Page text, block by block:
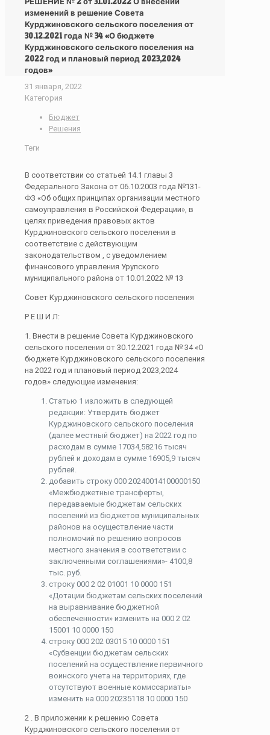
изменений в решение Совета
Курджиновского сельского поселения от
30.12.2021 года № 34 «О бюджете
Курджиновского сельского поселения на
2022 год и плановый период 2023,2024
годов»
31 января, 2022
Категория
Бюджет
Решения
Теги
В соответствии со статьей 14.1 главы 3
Федерального Закона от 06.10.2003 года №131-
ФЗ «Об общих принципах организации местного
самоуправления в Российской Федерации», в
целях приведения правовых актов
Курджиновского сельского поселения в
соответствие с действующим
законодательством , с уведомлением
финансового управления Урупского
муниципального района от 10.01.2022 № 13
Совет Курджиновского сельского поселения
Р Е Ш И Л:
1. Внести в решение Совета Курджиновского
сельского поселения от 30.12.2021 года № 34 «О
бюджете Курджиновского сельского поселения
на 2022 год и плановый период 2023,2024
годов» следующие изменения:
Статью 1 изложить в следующей
редакции: Утвердить бюджет
Курджиновского сельского поселения
(далее местный бюджет) на 2022 год по
расходам в сумме 17034,58216 тысяч
рублей и доходам в сумме 16905,9 тысяч
рублей.
добавить строку 000 20240014100000150
«Межбюджетные трансферты,
передаваемые бюджетам сельских
поселений из бюджетов муниципальных
районов на осуществление части
полномочий по решению вопросов
местного значения в соответствии с
заключенными соглашениями»- 4100,8
тыс. руб.
строку 000 2 02 01001 10 0000 151
«Дотации бюджетам сельских поселений
на выравнивание бюджетной
обеспеченности» изменить на 000 2 02
15001 10 0000 150
строку 000 202 03015 10 0000 151
«Субвенции бюджетам сельских
поселений на осуществление первичного
воинского учета на территориях, где
отсутствуют военные комиссариаты»
изменить на 000 20235118 10 0000 150
2 . В приложении к решению Совета
Курджиновского сельского поселения от